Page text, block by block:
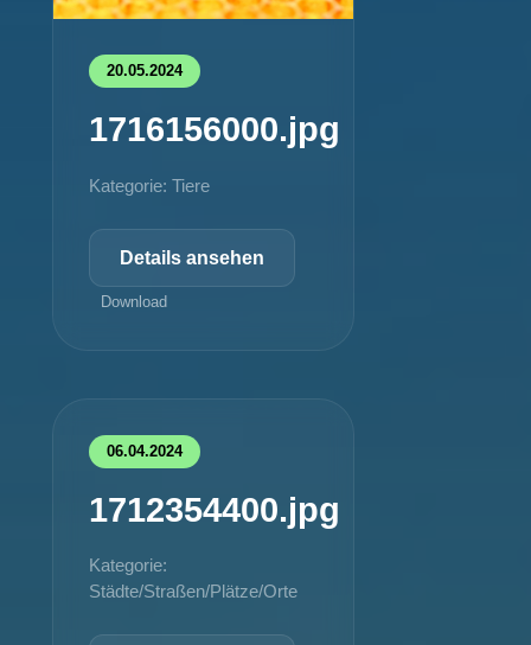
20.05.2024
1716156000.jpg
Kategorie: Tiere
Details ansehen
Download
06.04.2024
1712354400.jpg
Kategorie:
Städte/Straßen/Plätze/Orte